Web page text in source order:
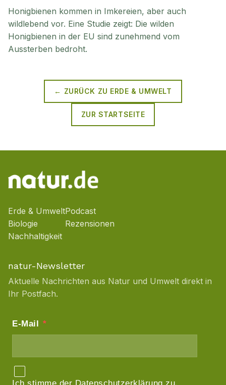
Honigbienen kommen in Imkereien, aber auch
wildlebend vor. Eine Studie zeigt: Die wilden
Honigbienen in der EU sind zunehmend vom
Aussterben bedroht.
← ZURÜCK ZU ERDE & UMWELT
ZUR STARTSEITE
Erde & Umwelt
Biologie
Nachhaltigkeit
Podcast
Rezensionen
natur-Newsletter
Aktuelle Nachrichten aus Natur und Umwelt direkt in
Ihr Postfach.